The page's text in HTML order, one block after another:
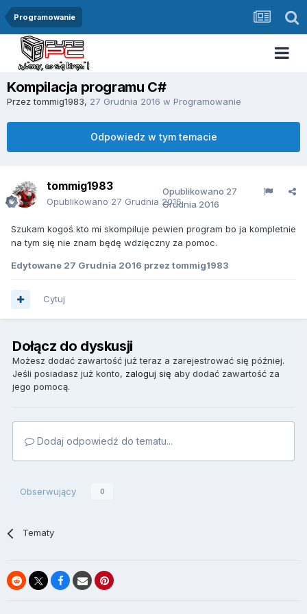
Programowanie
Kompilacja programu C#
Przeztommig1983, 27 Grudnia 2016 w Programowanie
Odpowiedz w tym temacie
tommig1983
Opublikowano 27 Grudnia 2016
Opublikowano 27
Grudnia 2016
Szukam kogoś kto mi skompiluje pewien program bo ja kompletnie
na tym się nie znam będę wdzięczny za pomoc.
Edytowane 27 Grudnia 2016 przez tommig1983
Cytuj
Dołącz do dyskusji
Możesz dodać zawartość już teraz a zarejestrować się później.
Jeśli posiadasz już konto, zaloguj się aby dodać zawartość za
jego pomocą.
Dodaj odpowiedź do tematu...
Obserwujący 0
Tematy